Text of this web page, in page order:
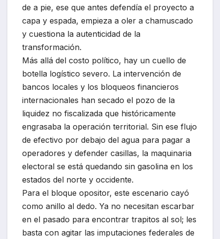
de a pie, ese que antes defendía el proyecto a
capa y espada, empieza a oler a chamuscado
y cuestiona la autenticidad de la
transformación.
Más allá del costo político, hay un cuello de
botella logístico severo. La intervención de
bancos locales y los bloqueos financieros
internacionales han secado el pozo de la
liquidez no fiscalizada que históricamente
engrasaba la operación territorial. Sin ese flujo
de efectivo por debajo del agua para pagar a
operadores y defender casillas, la maquinaria
electoral se está quedando sin gasolina en los
estados del norte y occidente.
Para el bloque opositor, este escenario cayó
como anillo al dedo. Ya no necesitan escarbar
en el pasado para encontrar trapitos al sol; les
basta con agitar las imputaciones federales de